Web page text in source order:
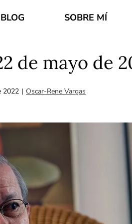
BLOG SOBRE MÍ
de mayo de
2022 | Oscar-Rene Vargas